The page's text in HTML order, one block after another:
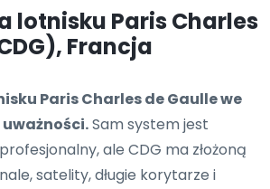
lotnisku Paris Charles
Francja
Paris Charles de Gaulle we
Sam system jest
ale CDG ma złożoną
satelity, długie korytarze i